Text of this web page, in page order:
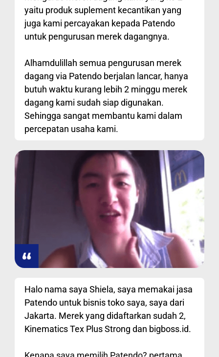
yaitu produk suplement kecantikan yang
juga kami percayakan kepada Patendo
untuk pengurusan merek dagangnya.
Alhamdulillah semua pengurusan merek
dagang via Patendo berjalan lancar, hanya
butuh waktu kurang lebih 2 minggu merek
dagang kami sudah siap digunakan.
Sehingga sangat membantu kami dalam
percepatan usaha kami.
Halo nama saya Shiela, saya memakai jasa
Patendo untuk bisnis toko saya, saya dari
Jakarta. Merek yang didaftarkan sudah 2,
Kinematics Tex Plus Strong dan bigboss.id.